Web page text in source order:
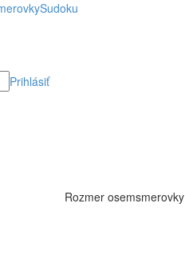
Sudoku
Prihlásiť
Rozmer osemsmerovky